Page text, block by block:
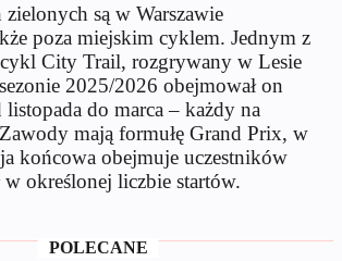
są w Warszawie
poza miejskim cyklem. Jednym z
City Trail, rozgrywany w Lesie
2025/2026 obejmował on
do marca – każdy na
mają formułę Grand Prix, w
końcowa obejmuje uczestników
w określonej liczbie startów.
POLECANE